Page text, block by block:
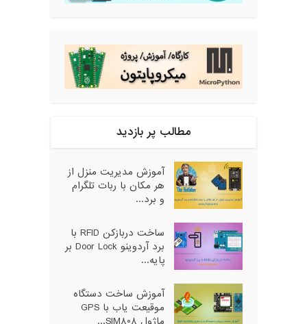
مطالب پر بازدید
آموزش مدیریت منزل از
هر مکان با ربات تلگرام
و برد...
ساخت دربازکن RFID با
برد آردوینو Door Lock بر
پایه...
آموزش ساخت دستگاه
موقیعت یاب با GPS